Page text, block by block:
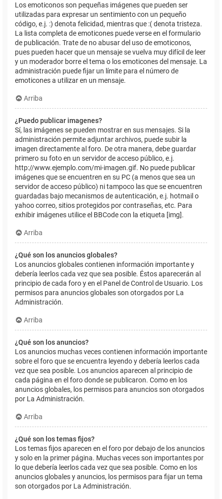
Los emoticonos son pequeñas imágenes que pueden ser
utilizadas para expresar un sentimiento con un pequeño
código, e.j. :) denota felicidad, mientras que :( denota tristeza.
La lista completa de emoticones puede verse en el formulario
de publicación. Trate de no abusar del uso de emoticonos,
pues pueden hacer que un mensaje se vuelva muy difícil de leer
y un moderador borre el tema o los emoticones del mensaje. La
administración puede fijar un límite para el número de
emoticones a utilizar en un mensaje.
Arriba
¿Puedo publicar imagenes?
Sí, las imágenes se pueden mostrar en sus mensajes. Si la
administración permite adjuntar archivos, puede subir la
imagen directamente al foro. De otra manera, debe guardar
primero su foto en un servidor de acceso público, e.j.
http://www.ejemplo.com/mi-imagen.gif. No puede publicar
imágenes que se encuentren en su PC (a menos que sea un
servidor de acceso público) ni tampoco las que se encuentren
guardadas bajo mecanismos de autenticación, e.j. hotmail o
yahoo correo, sitios protegidos por contraseñas, etc. Para
exhibir imágenes utilice el BBCode con la etiqueta [img].
Arriba
¿Qué son los anuncios globales?
Los anuncios globales contienen información importante y
debería leerlos cada vez que sea posible. Éstos aparecerán al
principio de cada foro y en el Panel de Control de Usuario. Los
permisos para anuncios globales son otorgados por La
Administración.
Arriba
¿Qué son los anuncios?
Los anuncios muchas veces contienen información importante
sobre el foro que se encuentra leyendo y debería leerlos cada
vez que sea posible. Los anuncios aparecen al principio de
cada página en el foro donde se publicaron. Como en los
anuncios globales, los permisos para anuncios son otorgados
por La Administración.
Arriba
¿Qué son los temas fijos?
Los temas fijos aparecen en el foro por debajo de los anuncios
y solo en la primer página. Muchas veces son importantes por
lo que debería leerlos cada vez que sea posible. Como en los
anuncios globales y anuncios, los permisos para fijar un tema
son otorgados por La Administración.